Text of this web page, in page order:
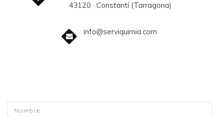
43120 · Constantí (Tarragona)
info@serviquimia.com
Nombre